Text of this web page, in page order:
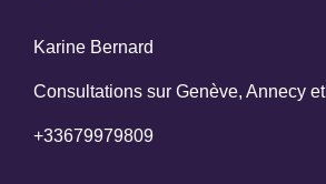
Karine Bernard
Consultations sur Genève, Annecy
+33679979809